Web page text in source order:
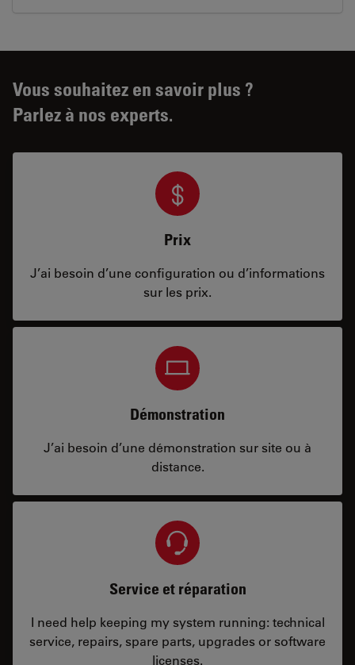
Vous souhaitez en savoir plus ?
Parlez à nos experts.
Prix
J’ai besoin d’une configuration ou d’informations
sur les prix.
Démonstration
J’ai besoin d’une démonstration sur site ou à
distance.
Service et réparation
I need help keeping my system running: technical
service, repairs, spare parts, upgrades or software
licenses.